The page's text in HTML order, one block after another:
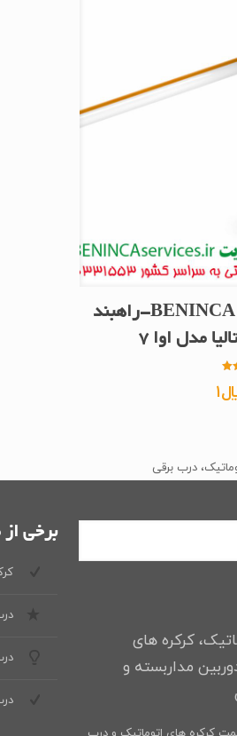
BENINCA EVA.7 Road Barrier-راهبند
مدل اوا 7
1قیمت
است.درب برقی
کرکره های
مداربسته و
برخی